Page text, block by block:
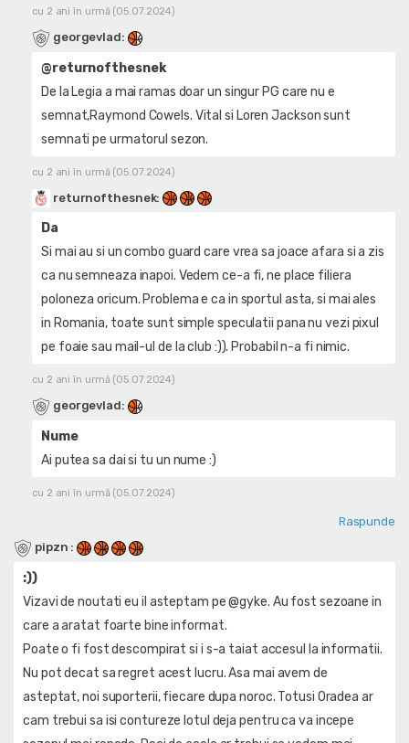
cu 2 ani în urmă (05.07.2024)
georgevlad:
@returnofthesnek
De la Legia a mai ramas doar un singur PG care nu e
semnat,Raymond Cowels. Vital si Loren Jackson sunt
semnati pe urmatorul sezon.
cu 2 ani în urmă (05.07.2024)
returnofthesnek:
Da
Si mai au si un combo guard care vrea sa joace afara si a zis
ca nu semneaza inapoi. Vedem ce-a fi, ne place filiera
poloneza oricum. Problema e ca in sportul asta, si mai ales
in Romania, toate sunt simple speculatii pana nu vezi pixul
pe foaie sau mail-ul de la club :)). Probabil n-a fi nimic.
cu 2 ani în urmă (05.07.2024)
georgevlad:
Nume
Ai putea sa dai si tu un nume :)
cu 2 ani în urmă (05.07.2024)
Raspunde
pipzn :
:))
Vizavi de noutati eu il asteptam pe @gyke. Au fost sezoane in
care a aratat foarte bine informat.
Poate o fi fost descompirat si i s-a taiat accesul la informatii.
Nu pot decat sa regret acest lucru. Asa mai avem de
asteptat, noi suporterii, fiecare dupa noroc. Totusi Oradea ar
cam trebui sa isi contureze lotul deja pentru ca va incepe